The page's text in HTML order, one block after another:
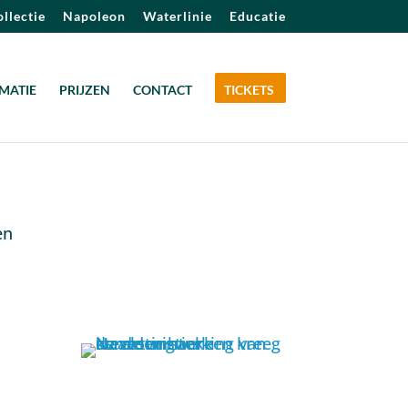
Napoleon Waterlinie Educatie
PRIJZEN CONTACT TICKETS